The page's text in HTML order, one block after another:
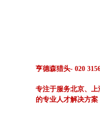
亨德森猎头- 020
专注于服务北京、
的专业人才解决方